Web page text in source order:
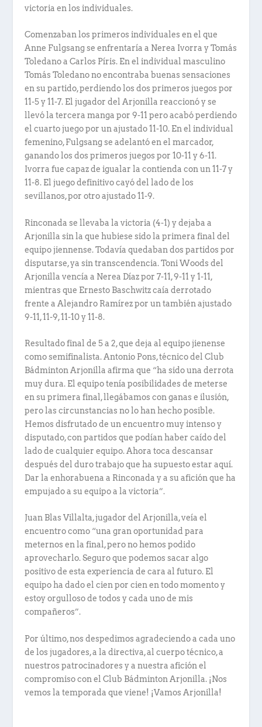
victoria en los individuales.
Comenzaban los primeros individuales en el que
Anne Fulgsang se enfrentaría a Nerea Ivorra y Tomás
Toledano a Carlos Píris. En el individual masculino
Tomás Toledano no encontraba buenas sensaciones
en su partido, perdiendo los dos primeros juegos por
11-5 y 11-7. El jugador del Arjonilla reaccionó y se
llevó la tercera manga por 9-11 pero acabó perdiendo
el cuarto juego por un ajustado 11-10. En el individual
femenino, Fulgsang se adelantó en el marcador,
ganando los dos primeros juegos por 10-11 y 6-11.
Ivorra fue capaz de igualar la contienda con un 11-7 y
11-8. El juego definitivo cayó del lado de los
sevillanos, por otro ajustado 11-9.
Rinconada se llevaba la victoria (4-1) y dejaba a
Arjonilla sin la que hubiese sido la primera final del
equipo jiennense. Todavía quedaban dos partidos por
disputarse, ya sin transcendencia. Toni Woods del
Arjonilla vencía a Nerea Díaz por 7-11, 9-11 y 1-11,
mientras que Ernesto Baschwitz caía derrotado
frente a Alejandro Ramírez por un también ajustado
9-11, 11-9, 11-10 y 11-8.
Resultado final de 5 a 2, que deja al equipo jienense
como semifinalista. Antonio Pons, técnico del Club
Bádminton Arjonilla afirma que “ha sido una derrota
muy dura. El equipo tenía posibilidades de meterse
en su primera final, llegábamos con ganas e ilusión,
pero las circunstancias no lo han hecho posible.
Hemos disfrutado de un encuentro muy intenso y
disputado, con partidos que podían haber caído del
lado de cualquier equipo. Ahora toca descansar
después del duro trabajo que ha supuesto estar aquí.
Dar la enhorabuena a Rinconada y a su afición que ha
empujado a su equipo a la victoria”.
Juan Blas Villalta, jugador del Arjonilla, veía el
encuentro como “una gran oportunidad para
meternos en la final, pero no hemos podido
aprovecharlo. Seguro que podemos sacar algo
positivo de esta experiencia de cara al futuro. El
equipo ha dado el cien por cien en todo momento y
estoy orgulloso de todos y cada uno de mis
compañeros”.
Por último, nos despedimos agradeciendo a cada uno
de los jugadores, a la directiva, al cuerpo técnico, a
nuestros patrocinadores y a nuestra afición el
compromiso con el Club Bádminton Arjonilla. ¡Nos
vemos la temporada que viene! ¡Vamos Arjonilla!